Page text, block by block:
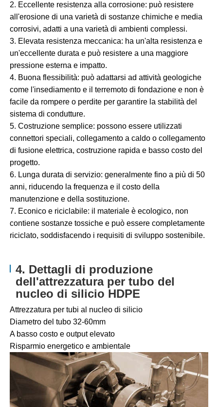
2. Eccellente resistenza alla corrosione: può resistere
all'erosione di una varietà di sostanze chimiche e media
corrosivi, adatti a una varietà di ambienti complessi.
3. Elevata resistenza meccanica: ha un'alta resistenza e
un'eccellente durata e può resistere a una maggiore
pressione esterna e impatto.
4. Buona flessibilità: può adattarsi ad attività geologiche
come l'insediamento e il terremoto di fondazione e non è
facile da rompere o perdite per garantire la stabilità del
sistema di condutture.
5. Costruzione semplice: possono essere utilizzati
connettori speciali, collegamento a caldo o collegamento
di fusione elettrica, costruzione rapida e basso costo del
progetto.
6. Lunga durata di servizio: generalmente fino a più di 50
anni, riducendo la frequenza e il costo della
manutenzione e della sostituzione.
7. Econico e riciclabile: il materiale è ecologico, non
contiene sostanze tossiche e può essere completamente
riciclato, soddisfacendo i requisiti di sviluppo sostenibile.
4. Dettagli di produzione
dell'attrezzatura per tubo del
nucleo di silicio HDPE
Attrezzatura per tubi al nucleo di silicio
Diametro del tubo 32-60mm
A basso costo e output elevato
Risparmio energetico e ambientale